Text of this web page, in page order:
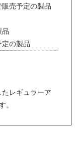
販売予定の製品
品
定の製品
レギュラーア
。